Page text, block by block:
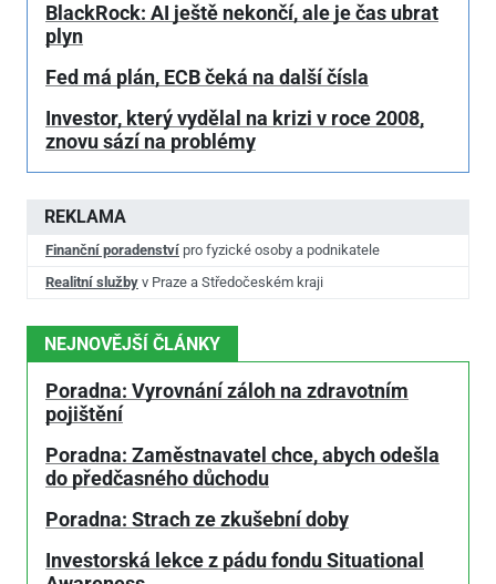
REKLAMA
Finanční poradenství pro fyzické osoby a podnikatele
Realitní služby v Praze a Středočeském kraji
NEJNOVĚJŠÍ ČLÁNKY
Poradna: Vyrovnání záloh na zdravotním
pojištění
Poradna: Zaměstnavatel chce, abych odešla
do předčasného důchodu
Poradna: Strach ze zkušební doby
Investorská lekce z pádu fondu Situational
BlackRock: AI ještě nekončí, ale je čas ubrat
plyn
Fed má plán, ECB čeká na další čísla
Investor, který vydělal na krizi v roce 2008,
znovu sází na problémy